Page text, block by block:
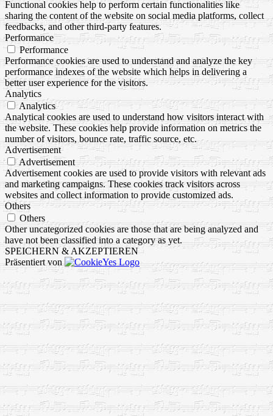
Functional cookies help to perform certain functionalities like
sharing the content of the website on social media platforms, collect
feedbacks, and other third-party features.
Performance
Performance
Performance cookies are used to understand and analyze the key
performance indexes of the website which helps in delivering a
better user experience for the visitors.
Analytics
Analytics
Analytical cookies are used to understand how visitors interact with
the website. These cookies help provide information on metrics the
number of visitors, bounce rate, traffic source, etc.
Advertisement
Advertisement
Advertisement cookies are used to provide visitors with relevant ads
and marketing campaigns. These cookies track visitors across
websites and collect information to provide customized ads.
Others
Others
Other uncategorized cookies are those that are being analyzed and
have not been classified into a category as yet.
SPEICHERN & AKZEPTIEREN
Präsentiert von